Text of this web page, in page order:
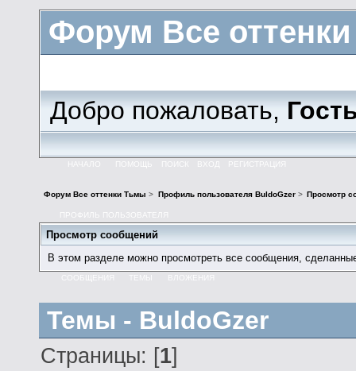
Форум Все
Добро пожаловать,
НАЧАЛО ПОМОЩЬ ВХОД РЕГИСТРАЦИЯ
Форум Все оттенки Тьмы > Профиль пользователя BuldoGzer> Просмотр
ПРОФИЛЬ ПОЛЬЗОВАТЕЛЯ
Просмотр сообщений
В этом разделе можно просмотреть все сообщения,
СООБЩЕНИЯ ТЕМЫ ВЛОЖЕНИЯ
Темы - BuldoGzer
Страницы: [1]